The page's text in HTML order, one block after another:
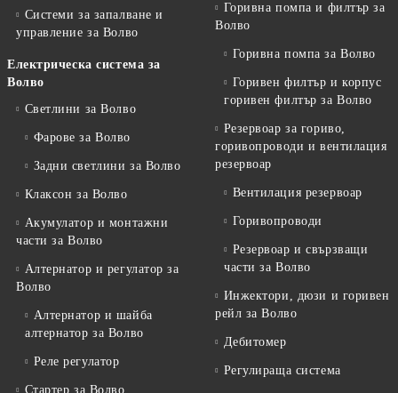
Системи за запалване и
управление за Волво
Електрическа система за
Волво
Светлини за Волво
Фарове за Волво
Задни светлини за Волво
Клаксон за Волво
Акумулатор и монтажни
части за Волво
Алтернатор и регулатор за
Волво
Алтернатор и шайба
алтернатор за Волво
Реле регулатор
Стартер за Волво
Горивна помпа и филтър за
Волво
Горивна помпа за Волво
Горивен филтър и корпус
горивен филтър за Волво
Резервоар за гориво,
горивопроводи и вентилация
резервоар
Вентилация резервоар
Горивопроводи
Резервоар и свързващи
части за Волво
Инжектори, дюзи и горивен
рейл за Волво
Дебитомер
Регулираща система